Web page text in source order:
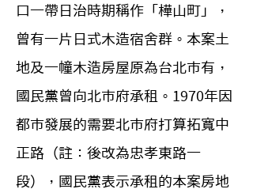
口一帶日治時期稱作「樺山町」，
曾有一片日式木造宿舍群。本案土
地及一幢木造房屋原為台北市有，
國民黨曾向北市府承租。1970年因
都市發展的需要北市府打算拓寬中
正路（註：後改為忠孝東路一
段），國民黨表示承租的本案房地